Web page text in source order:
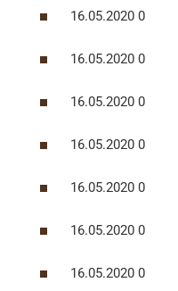
16.05.2020 0
16.05.2020 0
16.05.2020 0
16.05.2020 0
16.05.2020 0
16.05.2020 0
16.05.2020 0